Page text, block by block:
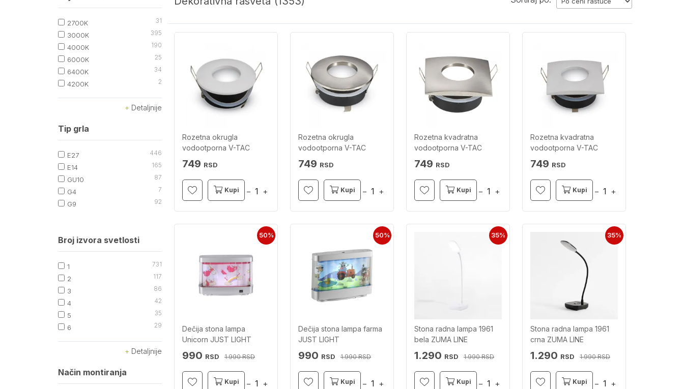
2700K 31
3000K 395
4000K 190
6000K 25
6400K 34
4200K 2
Detaljnije
Tip grla
E27 446
E14 165
GU10 87
G4 7
G9 92
Broj izvora svetlosti
1 731
2 117
3 86
4 42
5 35
6 29
Detaljnije
Način montiranja
Rozetna okrugla
vodootporna V-TAC
749 RSD
Kupi − +
Rozetna okrugla
vodootporna V-TAC
749 RSD
Kupi − +
Rozetna kvadratna
vodootporna V-TAC
749 RSD
Kupi − +
Rozetna kvadratna
vodootporna V-TAC
749 RSD
Kupi − +
50%
Dečija stona lampa
Unicorn JUST LIGHT
990 RSD 1.990RSD
Kupi − +
50%
Dečija stona lampa farma
JUST LIGHT
990 RSD 1.990RSD
Kupi − +
35%
Stona radna lampa 1961
bela ZUMA LINE
1.290 RSD 1.990RSD
Kupi − +
35%
Stona radna lampa 1961
crna ZUMA LINE
1.290 RSD 1.990RSD
Kupi − +